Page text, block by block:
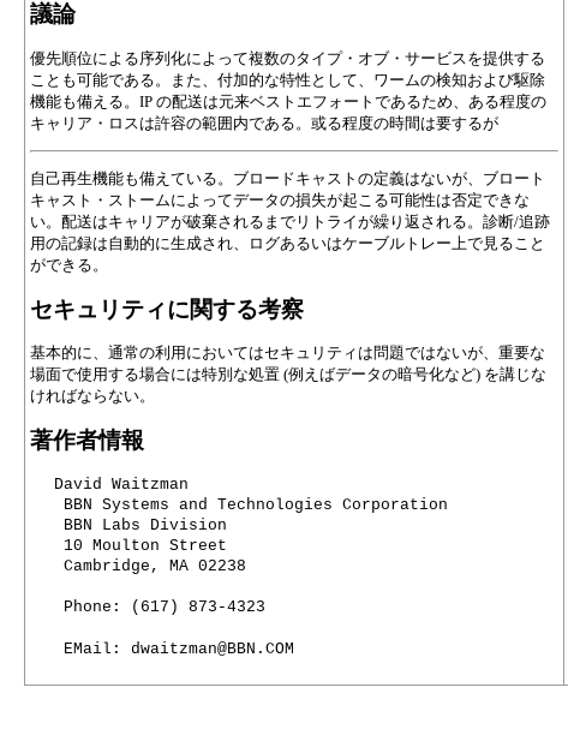
議論
優先順位による序列化によって複数のタイプ・オブ・サービスを提供する
ことも可能である。また、付加的な特性として、ワームの検知および駆除
機能も備える。IP の配送は元来ベストエフォートであるため、ある程度の
キャリア・ロスは許容の範囲内である。或る程度の時間は要するが
自己再生機能も備えている。ブロードキャストの定義はないが、ブロート
キャスト・ストームによってデータの損失が起こる可能性は否定できな
い。配送はキャリアが破棄されるまでリトライが繰り返される。診断/追跡
用の記録は自動的に生成され、ログあるいはケーブルトレー上で見ること
ができる。
セキュリティに関する考察
基本的に、通常の利用においてはセキュリティは問題ではないが、重要な
場面で使用する場合には特別な処置 (例えばデータの暗号化など) を講じな
ければならない。
著作者情報
David Waitzman
BBN Systems and Technologies Corporation
BBN Labs Division
10 Moulton Street
Cambridge, MA 02238
Phone: (617) 873-4323
EMail: dwaitzman@BBN.COM